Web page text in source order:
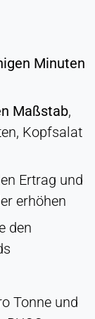
Minuten
Maßstab,
Kopfsalat
Ertrag und
erhöhen
den
Tonne und
z. B.
Daten